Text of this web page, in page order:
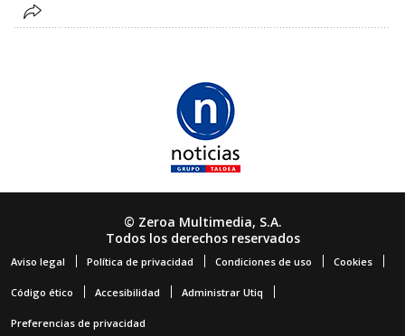
© Zeroa Multimedia, S.A.
Todos los derechos reservados
Aviso legal Política de privacidad Condiciones de uso Cookies
Código ético Accesibilidad Administrar Utiq
Preferencias de privacidad